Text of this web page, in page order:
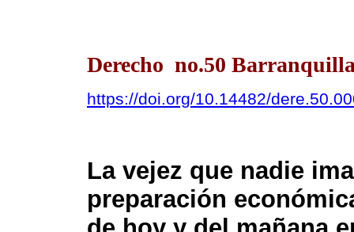
Derecho no.50
https://doi.org/10.14482/
La vejez que nadie
preparación